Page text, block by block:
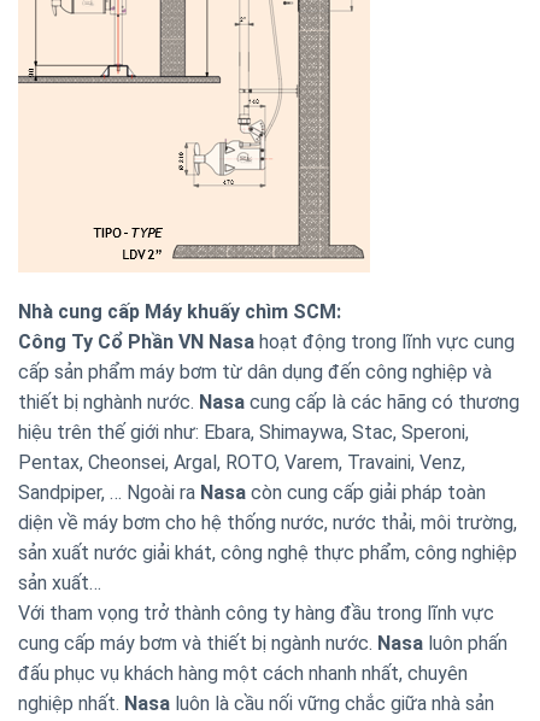
Nhà cung cấp Máy khuấy chìm SCM:
Công Ty Cổ Phần VN Nasa hoạt động trong lĩnh vực cung
cấp sản phẩm máy bơm từ dân dụng đến công nghiệp và
thiết bị nghành nước. Nasa cung cấp là các hãng có thương
hiệu trên thế giới như: Ebara, Shimaywa, Stac, Speroni,
Pentax, Cheonsei, Argal, ROTO, Varem, Travaini, Venz,
Sandpiper, … Ngoài ra Nasa còn cung cấp giải pháp toàn
diện về máy bơm cho hệ thống nước, nước thải, môi trường,
sản xuất nước giải khát, công nghệ thực phẩm, công nghiệp
sản xuất…
Với tham vọng trở thành công ty hàng đầu trong lĩnh vực
cung cấp máy bơm và thiết bị ngành nước. Nasa luôn phấn
đấu phục vụ khách hàng một cách nhanh nhất, chuyên
nghiệp nhất. Nasa luôn là cầu nối vững chắc giữa nhà sản